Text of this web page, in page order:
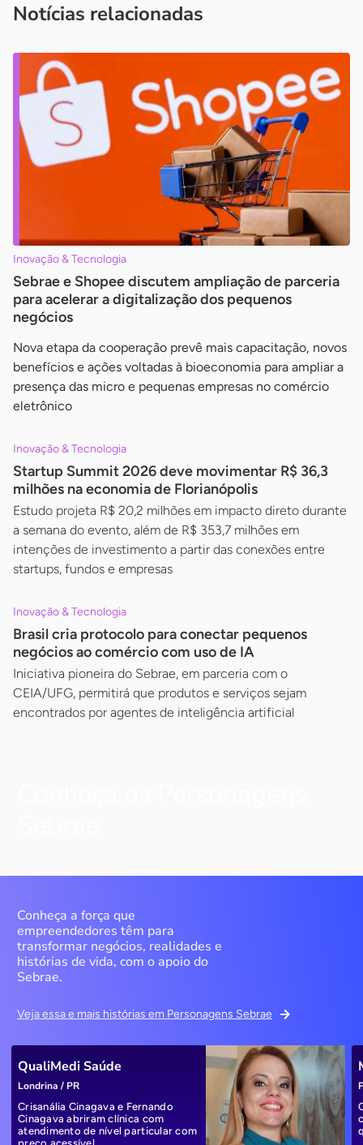
Notícias relacionadas
Inovação & Tecnologia
Sebrae e Shopee discutem ampliação de parceria
para acelerar a digitalização dos pequenos
negócios
Nova etapa da cooperação prevê mais capacitação, novos
benefícios e ações voltadas à bioeconomia para ampliar a
presença das micro e pequenas empresas no comércio
eletrônico
Inovação & Tecnologia
Startup Summit 2026 deve movimentar R$ 36,3
milhões na economia de Florianópolis
Estudo projeta R$ 20,2 milhões em impacto direto durante
a semana do evento, além de R$ 353,7 milhões em
intenções de investimento a partir das conexões entre
startups, fundos e empresas
Inovação & Tecnologia
Brasil cria protocolo para conectar pequenos
negócios ao comércio com uso de IA
Iniciativa pioneira do Sebrae, em parceria com o
CEIA/UFG, permitirá que produtos e serviços sejam
encontrados por agentes de inteligência artificial
Conheça a força que
empreendedores têm para
transformar negócios, realidades e
histórias de vida, com o apoio do
Sebrae.
Veja essa e mais histórias em Personagens Sebrae
QualiMedi Saúde
Londrina / PR
Crisanália Cinagava e Fernando
Cinagava abriram clínica com
atendimento de nível particular com